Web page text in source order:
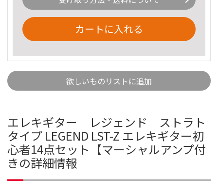
カートに入れる
欲しいものリストに追加
エレキギター レジェンド ストラト
タイプ LEGEND LST-Z エレキギター初
心者14点セット【マーシャルアンプ付
きの詳細情報